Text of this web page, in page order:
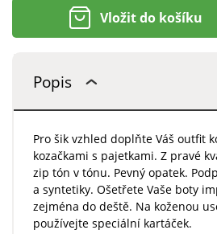
Vložit do košíku
Popis
Pro šik vzhled doplňte Váš outfit
kozačkami s pajetkami. Z pravé
zip tón v tónu. Pevný opatek.
a syntetiky. Ošetřete Vaše boty
zejména do deště. Na koženou
používejte speciální kartáček.